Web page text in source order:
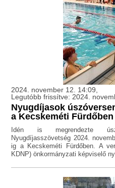
2024. november 12. 14:09,
Legutóbb frissítve: 2024.
Nyugdíjasok
a Kecskeméti Fürdőben
Idén is megrendezte
Nyugdíjasszövetség 2024.
ig a Kecskeméti Fürdőben. A
KDNP) önkormányzati képviselő